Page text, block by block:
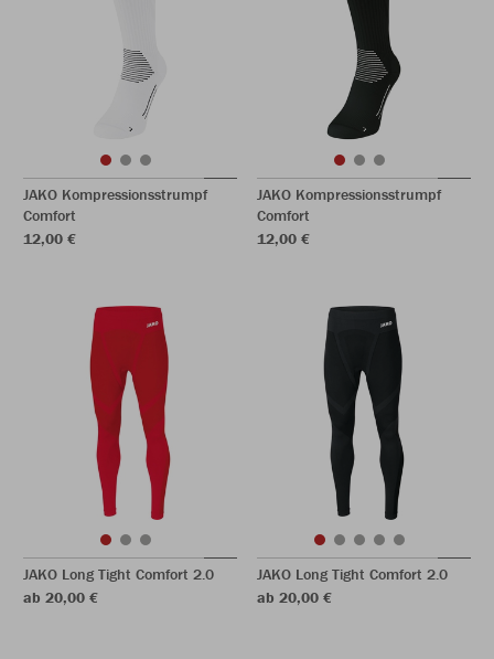
JAKO Kompressionsstrumpf
Comfort
12,00 €
JAKO Kompressionsstrumpf
Comfort
12,00 €
JAKO Long Tight Comfort 2.0
ab 20,00 €
JAKO Long Tight Comfort 2.0
ab 20,00 €